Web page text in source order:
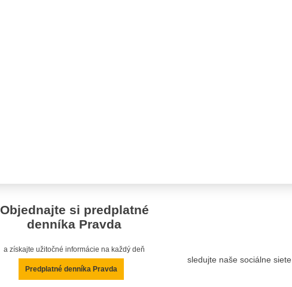
Objednajte si predplatné
denníka Pravda
a získajte užitočné informácie na každý deň
Predplatné denníka Pravda
sledujte naše sociálne siete